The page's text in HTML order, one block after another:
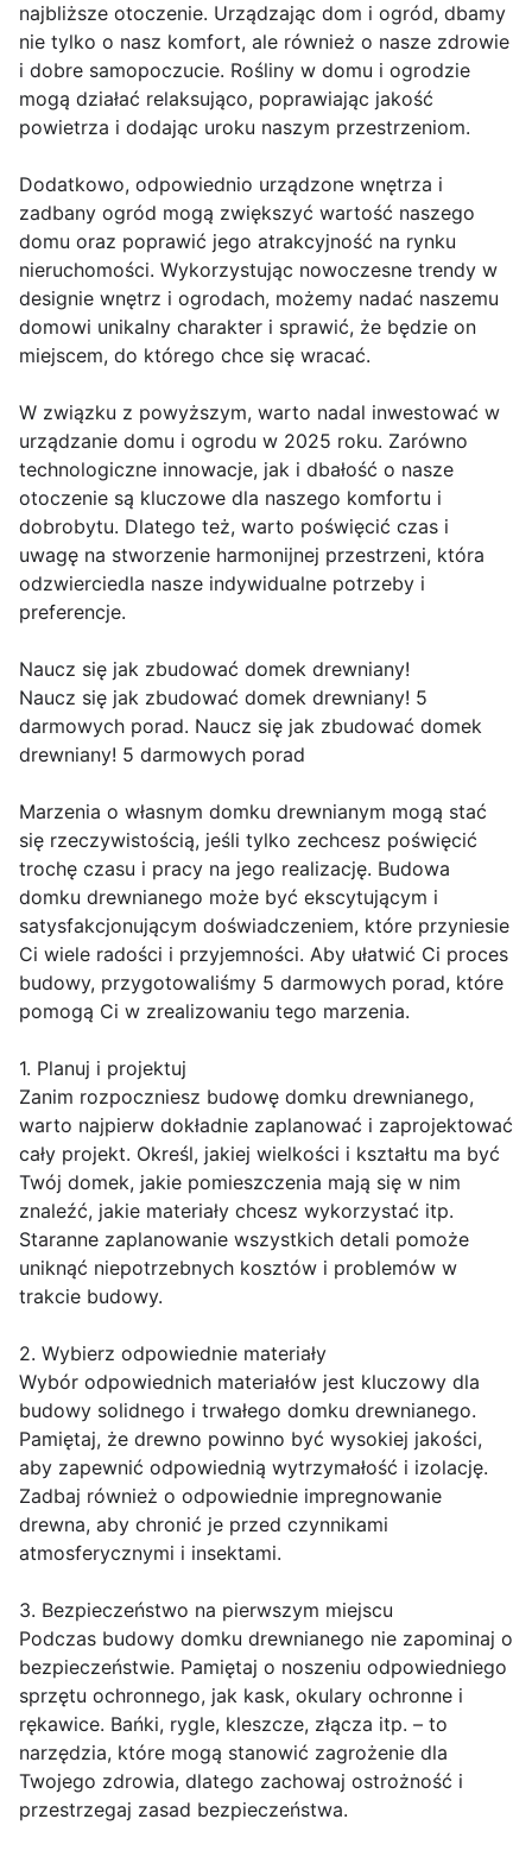
najbliższe otoczenie. Urządzając dom i ogród, dbamy
nie tylko o nasz komfort, ale również o nasze zdrowie
i dobre samopoczucie. Rośliny w domu i ogrodzie
mogą działać relaksująco, poprawiając jakość
powietrza i dodając uroku naszym przestrzeniom.
Dodatkowo, odpowiednio urządzone wnętrza i
zadbany ogród mogą zwiększyć wartość naszego
domu oraz poprawić jego atrakcyjność na rynku
nieruchomości. Wykorzystując nowoczesne trendy w
designie wnętrz i ogrodach, możemy nadać naszemu
domowi unikalny charakter i sprawić, że będzie on
miejscem, do którego chce się wracać.
W związku z powyższym, warto nadal inwestować w
urządzanie domu i ogrodu w 2025 roku. Zarówno
technologiczne innowacje, jak i dbałość o nasze
otoczenie są kluczowe dla naszego komfortu i
dobrobytu. Dlatego też, warto poświęcić czas i
uwagę na stworzenie harmonijnej przestrzeni, która
odzwierciedla nasze indywidualne potrzeby i
preferencje.
Naucz się jak zbudować domek drewniany!
Naucz się jak zbudować domek drewniany! 5
darmowych porad. Naucz się jak zbudować domek
drewniany! 5 darmowych porad
Marzenia o własnym domku drewnianym mogą stać
się rzeczywistością, jeśli tylko zechcesz poświęcić
trochę czasu i pracy na jego realizację. Budowa
domku drewnianego może być ekscytującym i
satysfakcjonującym doświadczeniem, które przyniesie
Ci wiele radości i przyjemności. Aby ułatwić Ci proces
budowy, przygotowaliśmy 5 darmowych porad, które
pomogą Ci w zrealizowaniu tego marzenia.
1. Planuj i projektuj
Zanim rozpoczniesz budowę domku drewnianego,
warto najpierw dokładnie zaplanować i zaprojektować
cały projekt. Określ, jakiej wielkości i kształtu ma być
Twój domek, jakie pomieszczenia mają się w nim
znaleźć, jakie materiały chcesz wykorzystać itp.
Staranne zaplanowanie wszystkich detali pomoże
uniknąć niepotrzebnych kosztów i problemów w
trakcie budowy.
2. Wybierz odpowiednie materiały
Wybór odpowiednich materiałów jest kluczowy dla
budowy solidnego i trwałego domku drewnianego.
Pamiętaj, że drewno powinno być wysokiej jakości,
aby zapewnić odpowiednią wytrzymałość i izolację.
Zadbaj również o odpowiednie impregnowanie
drewna, aby chronić je przed czynnikami
atmosferycznymi i insektami.
3. Bezpieczeństwo na pierwszym miejscu
Podczas budowy domku drewnianego nie zapominaj o
bezpieczeństwie. Pamiętaj o noszeniu odpowiedniego
sprzętu ochronnego, jak kask, okulary ochronne i
rękawice. Bańki, rygle, kleszcze, złącza itp. – to
narzędzia, które mogą stanowić zagrożenie dla
Twojego zdrowia, dlatego zachowaj ostrożność i
przestrzegaj zasad bezpieczeństwa.